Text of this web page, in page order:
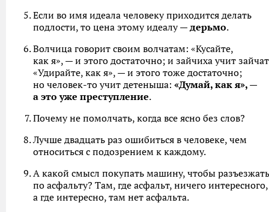
Если во имя идеала человеку приходится делать
подлости, то цена этому идеалу — дерьмо.
Волчица говорит своим волчатам: «Кусайте,
как я», — и этого достаточно; и зайчиха учит
«Удирайте, как я», — и этого тоже достаточно;
но человек-то учит детеныша: «Думай, как я», —
а это уже преступление.
Почему не помолчать, когда все ясно без слов?
Лучше двадцать раз ошибиться в человеке, чем
относиться с подозрением к каждому.
А какой смысл покупать машину, чтобы разъезжать
по асфальту? Там, где асфальт, ничего интересного,
а где интересно, там нет асфальта.